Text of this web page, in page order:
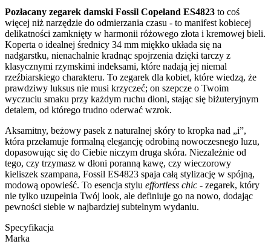
Pozłacany zegarek damski Fossil Copeland ES4823 to coś
więcej niż narzędzie do odmierzania czasu - to manifest kobiecej
delikatności zamknięty w harmonii różowego złota i kremowej bieli.
Koperta o idealnej średnicy 34 mm miękko układa się na
nadgarstku, nienachalnie kradnąc spojrzenia dzięki tarczy z
klasycznymi rzymskimi indeksami, które nadają jej niemal
rzeźbiarskiego charakteru. To zegarek dla kobiet, które wiedzą, że
prawdziwy luksus nie musi krzyczeć; on szepcze o Twoim
wyczuciu smaku przy każdym ruchu dłoni, stając się biżuteryjnym
detalem, od którego trudno oderwać wzrok.
Aksamitny, beżowy pasek z naturalnej skóry to kropka nad „i”,
która przełamuje formalną elegancję odrobiną nowoczesnego luzu,
dopasowując się do Ciebie niczym druga skóra. Niezależnie od
tego, czy trzymasz w dłoni poranną kawę, czy wieczorowy
kieliszek szampana, Fossil ES4823 spaja całą stylizację w spójną,
modową opowieść. To esencja stylu effortless chic - zegarek, który
nie tylko uzupełnia Twój look, ale definiuje go na nowo, dodając
pewności siebie w najbardziej subtelnym wydaniu.
Specyfikacja
Marka